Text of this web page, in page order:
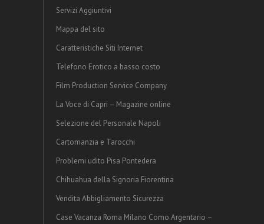
Servizi Aggiuntivi
Mappa del sito
Caratteristiche Siti Internet
Telefono Erotico a basso costo
Film Production Service Company
La Voce di Capri – Magazine online
Selezione del Personale Napoli
Cartomanzia e Tarocchi
Problemi udito Pisa Pontedera
Chihuahua della Signoria Fiorentina
Vendita Abbigliamento Sicurezza
Case Vacanza Roma Milano Como Argentario –